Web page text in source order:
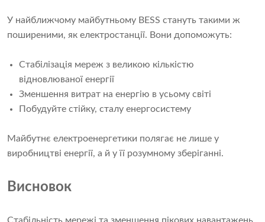
У найближчому майбутньому BESS стануть такими ж
поширеними, як електростанції. Вони допоможуть:
Стабілізація мереж з великою кількістю
відновлюваної енергії
Зменшення витрат на енергію в усьому світі
Побудуйте стійку, сталу енергосистему
Майбутнє електроенергетики полягає не лише у
виробництві енергії, а й у її розумному зберіганні.
Висновок